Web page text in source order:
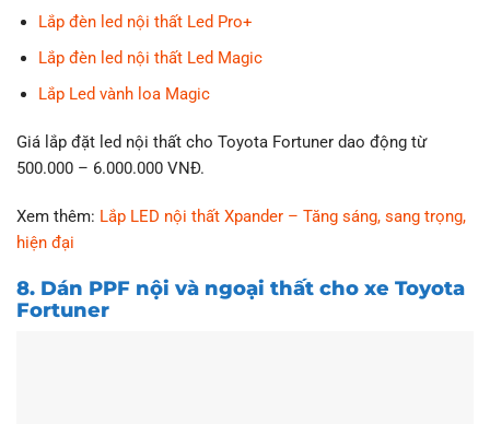
Lắp đèn led nội thất Led Pro+
Lắp đèn led nội thất Led Magic
Lắp Led vành loa Magic
Giá lắp đặt led nội thất cho Toyota Fortuner dao động từ
500.000 – 6.000.000 VNĐ.
Xem thêm: Lắp LED nội thất Xpander – Tăng sáng, sang trọng,
hiện đại
8. Dán PPF nội và ngoại thất cho xe Toyota
Fortuner